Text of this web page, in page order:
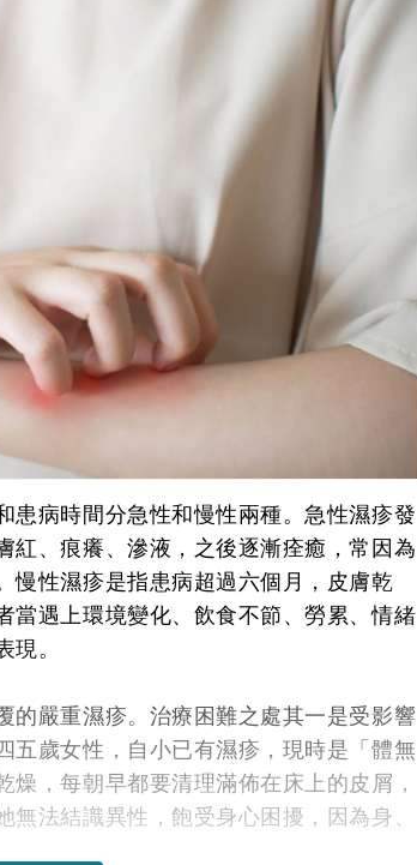
患病時間分急性和慢性兩種。急性濕疹發
紅、痕癢、滲液，之後逐漸痊癒，常因為
慢性濕疹是指患病超過六個月，皮膚乾
當遇上環境變化、飲食不節、勞累、情緒
。
的嚴重濕疹。治療困難之處其一是受影響
五歲女性，自小已有濕疹，現時是「體無
，每朝早都要清理滿佈在床上的皮屑，
法結識異性，飽受身心困擾，因為身、